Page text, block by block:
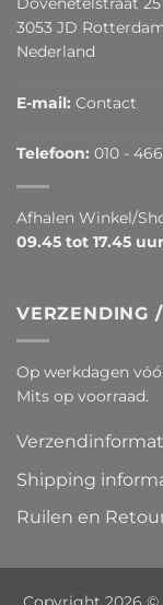
3053 JD
Nederland
E-mail: Contact
Telefoon: 010 -
Afhalen Winkel/
09.45 tot 17.45 uur
VERZENDING
Op werkdagen
Mits op voorraad.
Shipping
Ruilen en